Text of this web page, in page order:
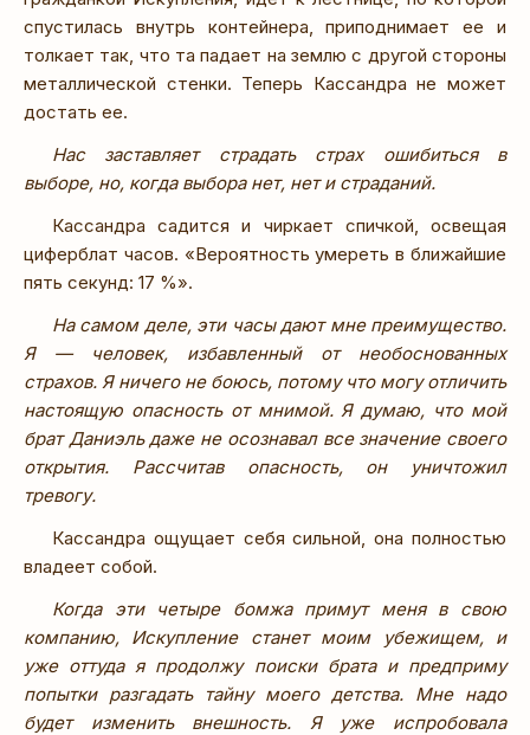
спустилась внутрь контейнера, приподнимает ее и
толкает так, что та падает на землю с другой стороны
металлической стенки. Теперь Кассандра не может
достать ее.
Нас заставляет страдать страх ошибиться в
выборе, но, когда выбора нет, нет и страданий.
Кассандра садится и чиркает спичкой, освещая
циферблат часов. «Вероятность умереть в ближайшие
пять секунд: 17 %».
На самом деле, эти часы дают мне преимущество.
Я — человек, избавленный от необоснованных
страхов. Я ничего не боюсь, потому что могу отличить
настоящую опасность от мнимой. Я думаю, что мой
брат Даниэль даже не осознавал все значение своего
открытия. Рассчитав опасность, он уничтожил
тревогу.
Кассандра ощущает себя сильной, она полностью
владеет собой.
Когда эти четыре бомжа примут меня в свою
компанию, Искупление станет моим убежищем, и
уже оттуда я продолжу поиски брата и предприму
попытки разгадать тайну моего детства. Мне надо
будет изменить внешность. Я уже испробовала